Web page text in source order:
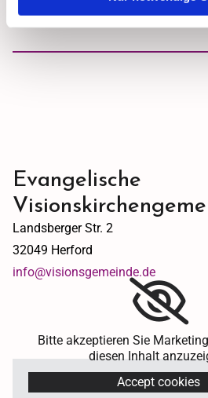
Evangelische
Landsberger Str. 2
32049 Herford
info@visionsgemeinde.de
Bitte akzeptieren Sie
diesen Inhalt
Accept cookies